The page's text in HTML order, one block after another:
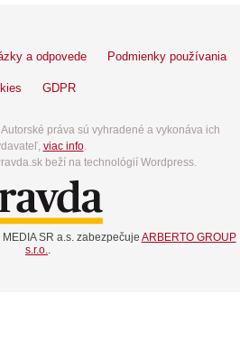
a odpovede Podmienky používania
GDPR
práva sú vyhradené a vykonáva ich
viac info.
beží na technológií Wordpress.
SR a.s. zabezpečuje ARBERTO GROUP
s.r.o..